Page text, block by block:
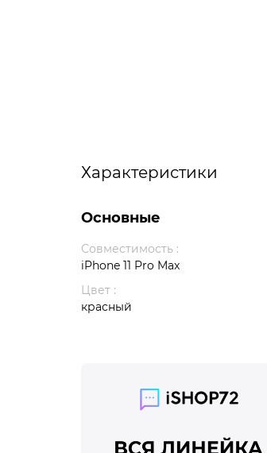
Характеристики
Основные
Совместимость :
iPhone 11 Pro Max
Цвет :
красный